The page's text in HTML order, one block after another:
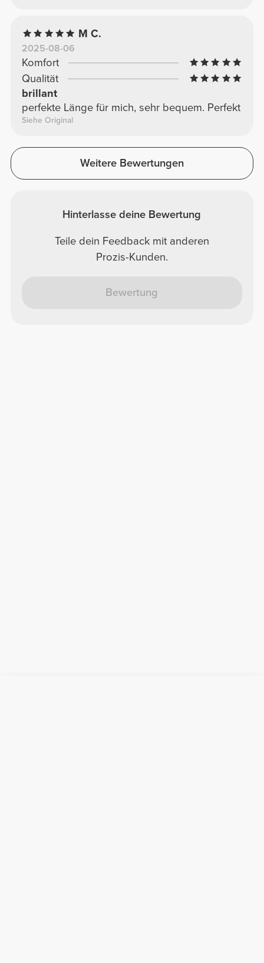
M C.
2025-08-06
Komfort
Qualität
brillant
perfekte Länge für mich, sehr bequem. Perfekt
Siehe Original
Weitere Bewertungen
Hinterlasse deine Bewertung
Teile dein Feedback mit anderen
Prozis-Kunden.
Bewertung